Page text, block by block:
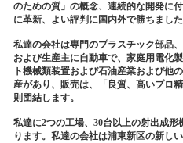
のための質」の概念、連続的な開発に
に革新、よい評判に国内外で勝ちました
私達の会社は専門のプラスチック部品
および生産主に自動車で、家庭用電化
ト機械類装置および石油産業および他
産があり、販売は、「良質、高いプロ
則団結します。
私達に2つの工場、30台以上の射出成
ります。私達の会社は浦東新区の新し